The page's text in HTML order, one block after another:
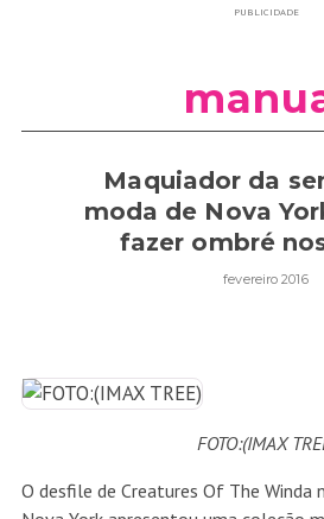
PUBLICIDADE
Maquiador da
moda de Nova
fazer ombré
fevereiro 2016
FOTO:(IMAX
O desfile de Creatures Of The Winda